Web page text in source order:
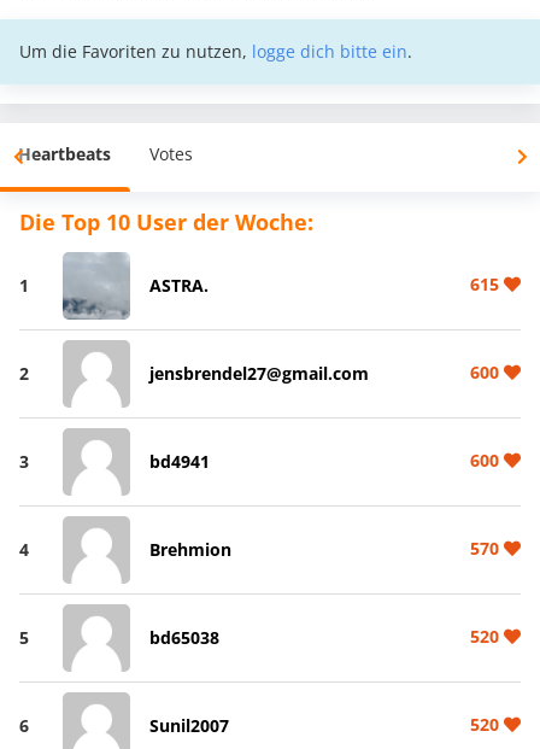
Um die Favoriten zu nutzen, logge dich bitte ein.
Heartbeats Votes
Die Top 10 User der Woche:
1 ASTRA. 615
2 jensbrendel27@gmail.com 600
3 bd4941 600
4 Brehmion 570
5 bd65038 520
6 Sunil2007 520